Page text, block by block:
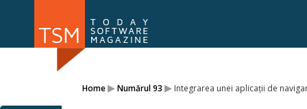
Home▸Numărul 93 ▸ Integrarea unei aplicații de